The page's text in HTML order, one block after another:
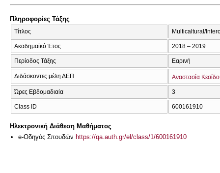
Πληροφορίες Τάξης
Τίτλος Multicaltural/
Ακαδημαϊκό Έτος 2018 – 2019
Περίοδος Τάξης Εαρινή
Διδάσκοντες μέλη ΔΕΠ Αναστασία
Ώρες Εβδομαδιαία 3
Class ID 600161910
Ηλεκτρονική Διάθεση Μαθήματος
e-Οδηγός Σπουδών https://qa.auth.gr/el/class/1/600161910